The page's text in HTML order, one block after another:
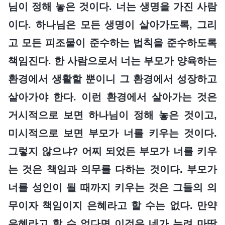
님이 정해 놓은 것이다. 너는 생명을 가진 사람
이다. 하나님은 모든 생명이 살아가도록, 그리
고 모든 피조물이 준수하는 법칙을 준수하도록
책임진다. 한 사람으로서 너는 부모가 양육하는
환경에서 생활할 뿐이니 그 환경에서 성장하고
살아가야 한다. 이런 환경에서 살아가는 것은
거시적으로 보면 하나님이 정해 놓은 것이고,
미시적으로 보면 부모가 너를 키우는 것이다.
그렇지 않으냐? 어찌 되었든 부모가 너를 키우
는 것은 책임과 의무를 다하는 것이다. 부모가
너를 성인이 될 때까지 키우는 것은 그들의 의
무이자 책임이지 은혜라고 할 수는 없다. 만약